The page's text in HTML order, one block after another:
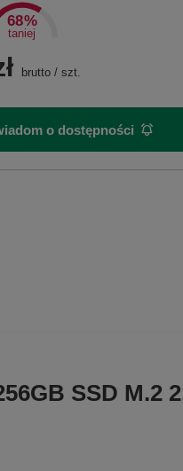
68%
taniej
brutto/ szt.
o dostępności
SSD M.2